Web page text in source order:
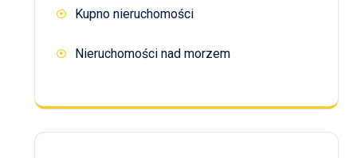
Kupno nieruchomości
Nieruchomości nad morzem